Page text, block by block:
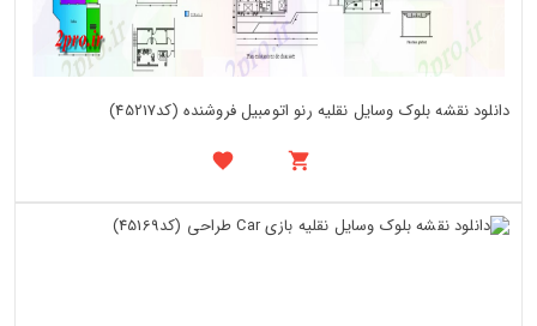
دانلود نقشه بلوک وسایل نقلیه رنو اتومبیل فروشنده (کد45217)